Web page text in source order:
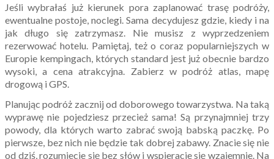
Jeśli wybrałaś już kierunek pora zaplanować trasę podróży,
ewentualne postoje, noclegi. Sama decydujesz gdzie, kiedy i na
jak długo się zatrzymasz. Nie musisz z wyprzedzeniem
rezerwować hotelu. Pamiętaj, też o coraz popularniejszych w
Europie kempingach, których standard jest już obecnie bardzo
wysoki, a cena atrakcyjna. Zabierz w podróż atlas, mapę
drogową i GPS.
Planując podróż zacznij od doborowego towarzystwa. Na taką
wyprawę nie pojedziesz przecież sama! Są przynajmniej trzy
powody, dla których warto zabrać swoją babską paczkę. Po
pierwsze, bez nich nie będzie tak dobrej zabawy. Znacie się nie
od dziś, rozumiecie się bez słów i wspieracie się wzajemnie. Na